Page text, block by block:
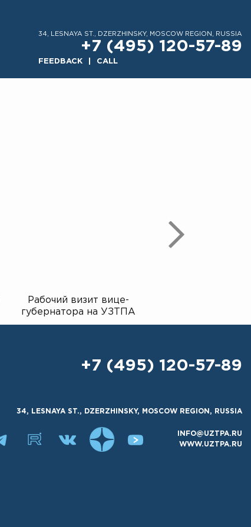
34, LESNAYA ST., DZERZHINSKY, MOSCOW REGION, RUSSIA
+7 (495) 120-57-89
FEEDBACK CALL
Рабочий визит вице-
губернатора на УЗТПА
+7 (495) 120-57-89
34, LESNAYA ST., DZERZHINSKY, MOSCOW REGION, RUSSIA
INFO@UZTPA.RU
WWW.UZTPA.RU